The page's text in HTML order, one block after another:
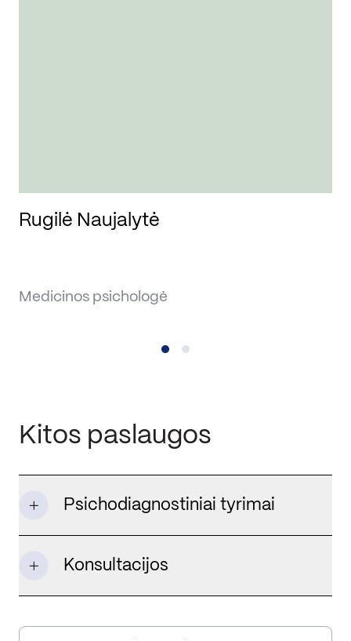
Rugilė Naujalytė
Medicinos psichologė
Kitos paslaugos
Psichodiagnostiniai tyrimai
Konsultacijos